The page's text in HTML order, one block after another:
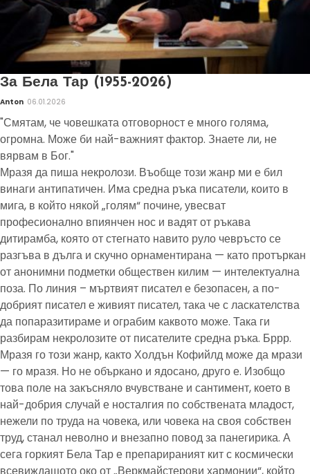
За Бела Тар (1955-2026)
Anton 06.01.2026
"Смятам, че човешката отговорност е много голяма,
огромна. Може би най-важният фактор. Знаете ли, не
вярвам в Бог."
Мразя да пиша некролози. Въобще този жанр ми е бил
винаги антипатичен. Има средна ръка писатели, които в
мига, в който някой „голям“ почине, увесват
професионално впиянчен нос и вадят от ръкава
дитирамба, която от стегнато навито руло чевръсто се
разгъва в дълга и скучно орнаментирана — като протъркан
от анонимни подметки обществен килим — интелектуална
поза. По линия – мъртвият писател е безопасен, а по-
добрият писател е живият писател, така че с ласкателства
да попаразитираме и ограбим каквото може. Така ги
разбирам некролозите от писателите средна ръка. Бррр.
Мразя го този жанр, както Холдън Кофийлд може да мрази
— го мразя. Но не объркано и ядосано, друго е. Изобщо
това поле на закъсняло вчувстване и сантимент, което в
най-добрия случай е носталгия по собствената младост,
нежели по труда на човека, или човека на своя собствен
труд, станал неволно и внезапно повод за панегирика. А
сега горкият Бела Тар е препарираният кит с космически